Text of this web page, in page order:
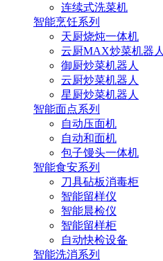
连续式洗菜机
智能烹饪系列
天厨烧炖一体机
云厨MAX炒菜机器人
御厨炒菜机器人
云厨炒菜机器人
星厨炒菜机器人
智能面点系列
自动压面机
自动和面机
包子馒头一体机
智能食安系列
刀具砧板消毒柜
智能留样仪
智能晨检仪
智能留样柜
自动快检设备
智能洗消系列